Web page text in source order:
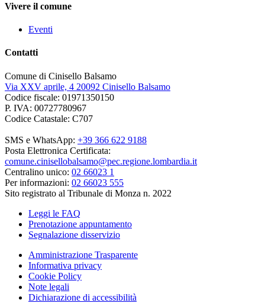
Vivere il comune
Eventi
Contatti
Comune di Cinisello Balsamo
Via XXV aprile, 4 20092 Cinisello Balsamo
Codice fiscale: 01971350150
P. IVA: 00727780967
Codice Catastale: C707
SMS e WhatsApp: +39 366 622 9188
Posta Elettronica Certificata:
comune.cinisellobalsamo@pec.regione.lombardia.it
Centralino unico: 02 66023 1
Per informazioni: 02 66023 555
Sito registrato al Tribunale di Monza n. 2022
Leggi le FAQ
Prenotazione appuntamento
Segnalazione disservizio
Amministrazione Trasparente
Informativa privacy
Cookie Policy
Note legali
Dichiarazione di accessibilità